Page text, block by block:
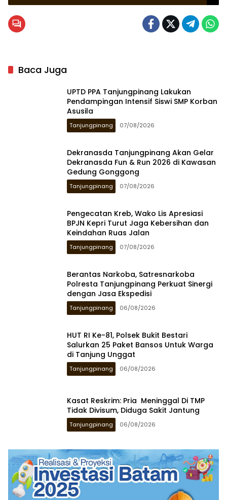
Baca Juga
UPTD PPA Tanjungpinang Lakukan
Pendampingan Intensif Siswi SMP Korban
Asusila
Tanjungpinang 07/08/2026
Dekranasda Tanjungpinang Akan Gelar
Dekranasda Fun & Run 2026 di Kawasan
Gedung Gonggong
Tanjungpinang 07/08/2026
Pengecatan Kreb, Wako Lis Apresiasi
BPJN Kepri Turut Jaga Kebersihan dan
Keindahan Ruas Jalan
Tanjungpinang 07/08/2026
Berantas Narkoba, Satresnarkoba
Polresta Tanjungpinang Perkuat Sinergi
dengan Jasa Ekspedisi
Tanjungpinang 06/08/2026
HUT RI Ke-81, Polsek Bukit Bestari
Salurkan 25 Paket Bansos Untuk Warga
di Tanjung Unggat
Tanjungpinang 06/08/2026
Kasat Reskrim: Pria Meninggal Di TMP
Tidak Divisum, Diduga Sakit Jantung
Tanjungpinang 06/08/2026